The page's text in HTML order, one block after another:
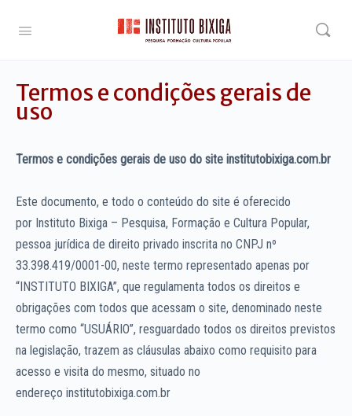
Termos e condições gerais de
uso
Termos e condições gerais de uso do site institutobixiga.com.br
Este documento, e todo o conteúdo do site é oferecido
por Instituto Bixiga – Pesquisa, Formação e Cultura Popular,
pessoa jurídica de direito privado inscrita no CNPJ nº
33.398.419/0001-00, neste termo representado apenas por
“INSTITUTO BIXIGA”, que regulamenta todos os direitos e
obrigações com todos que acessam o site, denominado neste
termo como “USUÁRIO”, resguardado todos os direitos previstos
na legislação, trazem as cláusulas abaixo como requisito para
acesso e visita do mesmo, situado no
endereço institutobixiga.com.br